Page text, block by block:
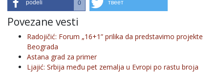
podeli 0 твеет
Povezane vesti
Radojičić: Forum „16+1” prilika da predstavimo projekte
Beograda
Astana grad za primer
Ljajić: Srbija među pet zemalja u Evropi po rastu broja